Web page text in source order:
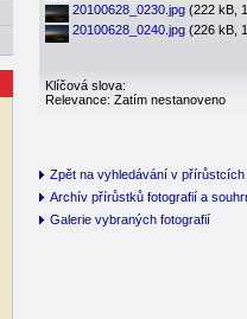
20100628_0230.jpg (222 kB,
20100628_0240.jpg (226 kB,
Klíčová slova:
Relevance: Zatím nestanoveno
Zpět na vyhledávání v
Archív přírůstků fotografií a
Galerie vybraných fotografií